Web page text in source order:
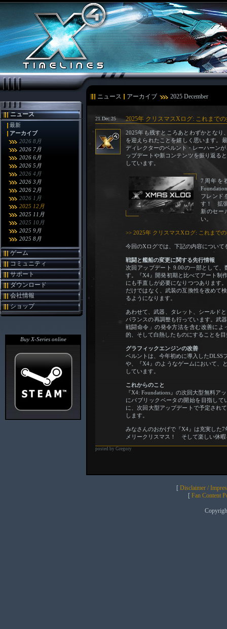
ニュース アーカイブ 2025 December
ニュース
最新
アーカイブ
2026 8月
2026 7月
2026 6月
2026 5月
2026 4月
2026 3月
2026 2月
2026 1月
2025 12月
2025 11月
2025 10月
2025 9月
2025 8月
ゲーム
コミュニティ
サポート
ダウンロード
会社情報
ショップ
Buy X-Series online
21.Dec.25 2025年 クリスマスXログ: これまで
2025年も残すところあとわずかとなり
を迎えられたことを嬉しく思います。
ディレクターのベルント・レーハーン
ップデートや新コンテンツを振り返る
しています。
7周年を
フレンド
す！ 拡張
新のセー
い。
>> 2025年 クリスマスXログ: これまで
今回のXログでは、下記の内容について
戦闘と艦船の変更に関する先行情報
次回アップデート 9.00の一部として
す。『X4』開発初期と比べてアート制
にも手直しが必要になりつつあります
だけではなく、武装の互換性を改めて
るようになります。
あわせて、武器、タレット、シールド
バランスの再調整も行っています。武
戦闘命令」の発令方法を含む改善に
的、そして白熱したものにすることを
グラフィックエンジンの改善
ベルントは、今年初めに導入したDLSS
や、『X4』のようなゲームにおいて、
しています。
これからのこと
『X4: Foundations』の次回大型無料ア
にパブリックベータの開始を目指し
に、次回大型アップデートで予定され
します。
みなさんのおかげで『X4』は充実した
メリークリスマス！ そして楽しい休
posted by Gregory
[ Disclaimer /
[ Fan Content